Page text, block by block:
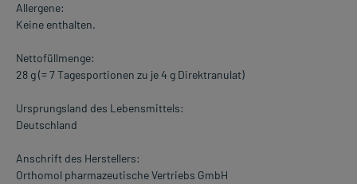
Allergene:
Keine enthalten.
Nettofüllmenge:
28 g (= 7 Tagesportionen zu je 4 g Direktranulat)
Ursprungsland des Lebensmittels:
Deutschland
Anschrift des Herstellers:
Orthomol pharmazeutische Vertriebs GmbH